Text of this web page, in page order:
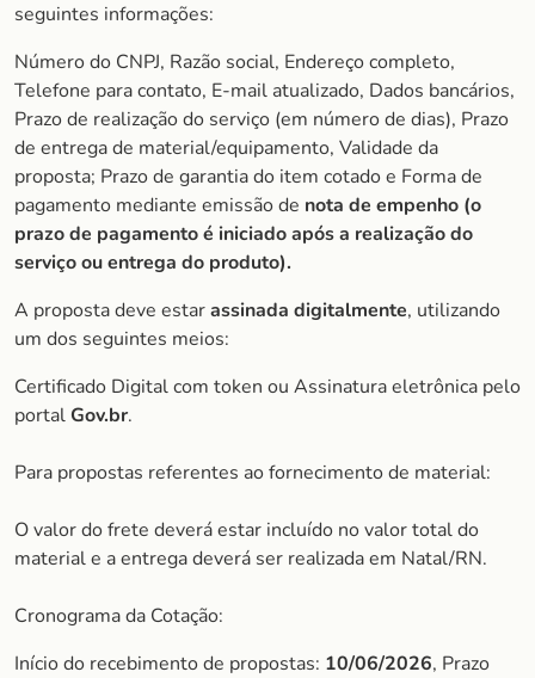
seguintes informações:
Número do CNPJ, Razão social, Endereço completo,
Telefone para contato, E-mail atualizado, Dados bancários,
Prazo de realização do serviço (em número de dias), Prazo
de entrega de material/equipamento, Validade da
proposta; Prazo de garantia do item cotado e Forma de
pagamento mediante emissão de nota de empenho (o
prazo de pagamento é iniciado após a realização do
serviço ou entrega do produto).
A proposta deve estarassinada digitalmente, utilizando
um dos seguintes meios:
Certificado Digital com token ou Assinatura eletrônica pelo
portalGov.br.
Para propostas referentes ao fornecimento de material:
O valor do frete deverá estar incluído no valor total do
material e a entrega deverá ser realizada em Natal/RN.
Cronograma da Cotação:
Início do recebimento de propostas: 10/06/2026, Prazo